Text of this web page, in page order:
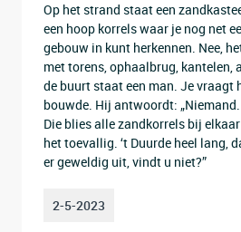
Op het strand staat een
een hoop korrels waar je nog net
gebouw in kunt herkennen. Nee,
met torens, ophaalbrug, kantelen,
de buurt staat een man. Je vraagt
bouwde. Hij antwoordt:
Die blies alle zandkorrels bij
het toevallig. ‘t Duurde heel lang,
er geweldig uit, vindt u niet?”
2-5-2023